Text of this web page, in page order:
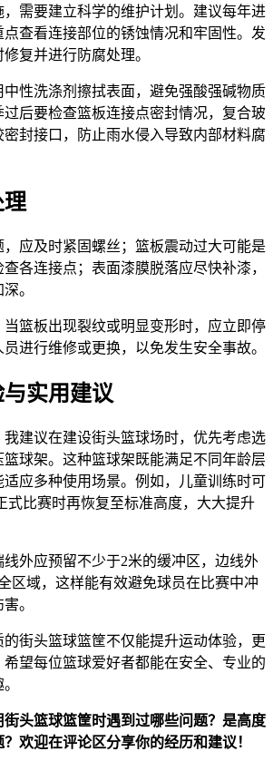
需要建立科学的维护计划。建议每年进
查看连接部位的锈蚀情况和牢固性。发
复并进行防腐处理。
性洗涤剂擦拭表面，避免强酸强碱物质
后要检查篮板连接点密封情况，复合玻
封接口，防止雨水侵入导致内部材料腐
理
应及时紧固螺丝；篮板震动过大可能是
各连接点；表面漆膜脱落应尽快补漆，
。
篮板出现裂纹或明显变形时，应立即停
进行维修或更换，以免发生安全事故。
实用建议
建议在建设街头篮球场时，优先考虑选
球架。这种篮球架既能满足不同年龄层
应多种使用场景。例如，儿童训练时可
式比赛时再恢复至标准高度，大大提升
外应预留不少于2米的缓冲区，边线外
区域，这样能有效避免球员在比赛中冲
。
街头篮球篮筐不仅能提升运动体验，更
望每位篮球爱好者都能在安全、专业的
头篮球篮筐时遇到过哪些问题？是高度
欢迎在评论区分享你的经历和建议！